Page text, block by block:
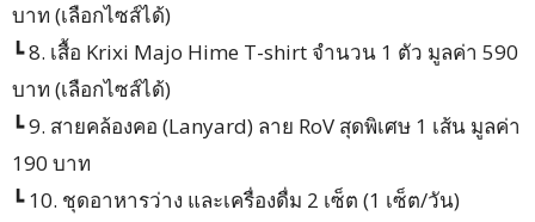
บาท (เลือกไซส์ได้)
┗ 8. เสื้อ Krixi Majo Hime T-shirt จำนวน 1 ตัว มูลค่า 590
บาท (เลือกไซส์ได้)
┗ 9. สายคล้องคอ (Lanyard) ลาย RoV สุดพิเศษ 1 เส้น มูลค่า
190 บาท
┗ 10. ชุดอาหารว่าง และเครื่องดื่ม 2 เซ็ต (1 เซ็ต/วัน)